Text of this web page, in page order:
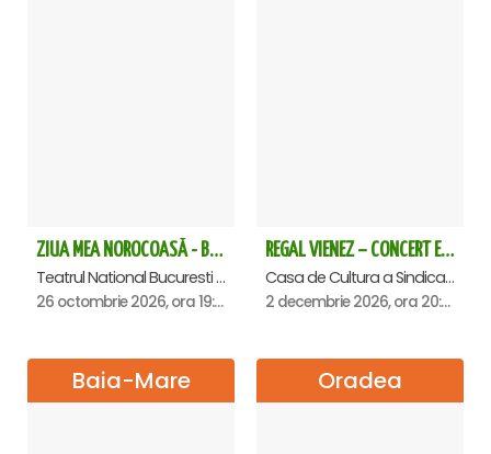
ZIUA MEA NOROCOASĂ - Bucuresti
Teatrul National Bucuresti - Sala Ion Caramitru, Bucuresti
26 octombrie 2026, ora 19:00
REGAL VIENEZ – CONCERT EXTRAORDINAR DE CRACIUN - Satu Mare
Casa de Cultura a Sindicatelor , Satu-Mare
2 decembrie 2026, ora 20:00
Baia-Mare Oradea